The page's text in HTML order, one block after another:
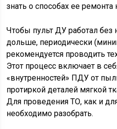
знать о способах ее ремонта
Чтобы пульт ДУ работал
дольше, периодически
рекомендуется проводить
Этот процесс включает в
«внутренностей» ПДУ от
протиркой деталей мягкой
Для проведения ТО, как и
необходимо разобрать.